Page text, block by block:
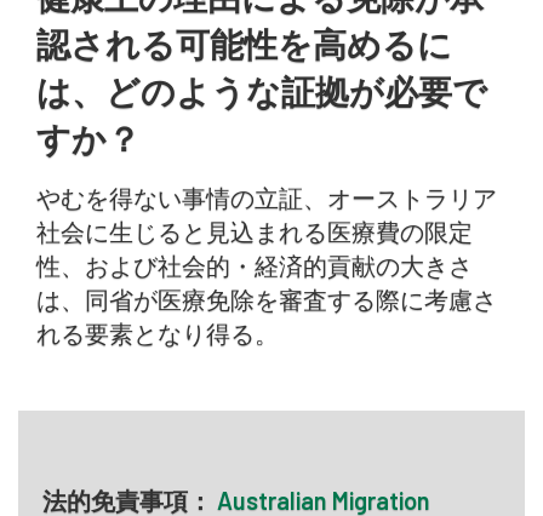
認される可能性を高めるに
は、どのような証拠が必要で
すか？
やむを得ない事情の立証、オーストラリア
社会に生じると見込まれる医療費の限定
性、および社会的・経済的貢献の大きさ
は、同省が医療免除を審査する際に考慮さ
れる要素となり得る。
法的免責事項： Australian Migration